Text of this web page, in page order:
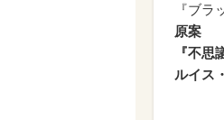
『ブラ
原案
『不思
ルイス